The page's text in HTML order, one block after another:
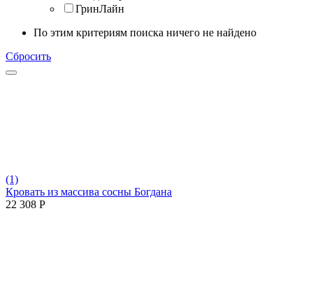
ГринЛайн
По этим критериям поиска ничего не найдено
Сбросить
(1)
Кровать из массива сосны Богдана
22 308 Р